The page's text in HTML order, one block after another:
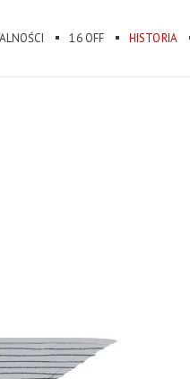
16 OFF HISTORIA